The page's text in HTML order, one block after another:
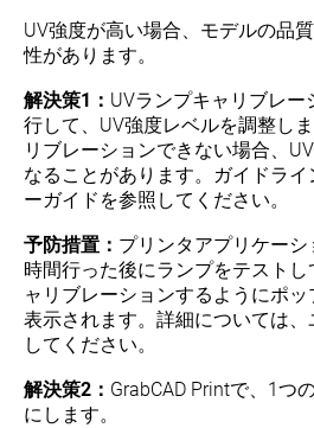
UV強度が高い場合、モデルの品
性があります。
解決策1： UVランプキャリブレ
行して、UV強度レベルを調整し
リブレーションできない場合、
なることがあります。ガイドラ
ーガイドを参照してください。
予防措置： プリンタアプリケー
時間行った後にランプをテスト
ャリブレーションするようにポ
表示されます。詳細については
してください。
解決策2： GrabCAD Printで、1つ
にします。